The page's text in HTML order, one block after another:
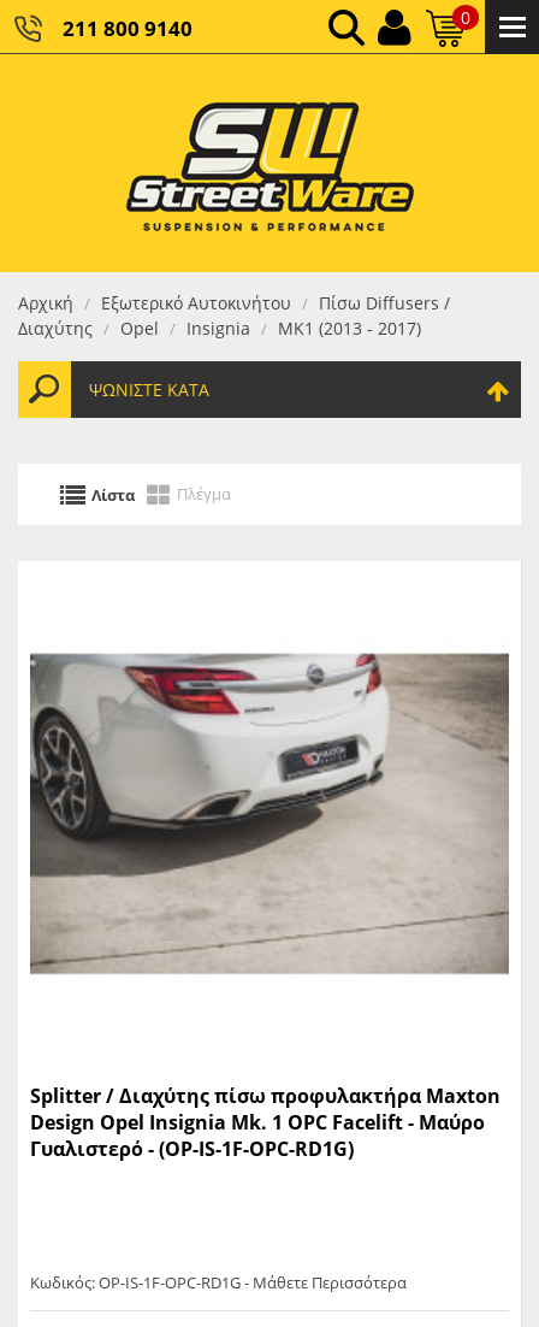
211 800 9140 0
ΚΑΘΑΡΌ ΣΎΝΟΛΟ:
ΤΕΛΙΚΌ ΣΎΝΟΛΟ:0,00 €
Αρχική / Εξωτερικό Αυτοκινήτου / Πίσω Diffusers /
Διαχύτης / Opel / Insignia / MK1 (2013 - 2017)
ΨΩΝΊΣΤΕ ΚΑΤΆ
Λίστα Πλέγμα
Splitter / Διαχύτης πίσω προφυλακτήρα Maxton
Design Opel Insignia Mk. 1 OPC Facelift - Μαύρο
Γυαλιστερό - (OP-IS-1F-OPC-RD1G)
Κωδικός: OP-IS-1F-OPC-RD1G - Μάθετε Περισσότερα